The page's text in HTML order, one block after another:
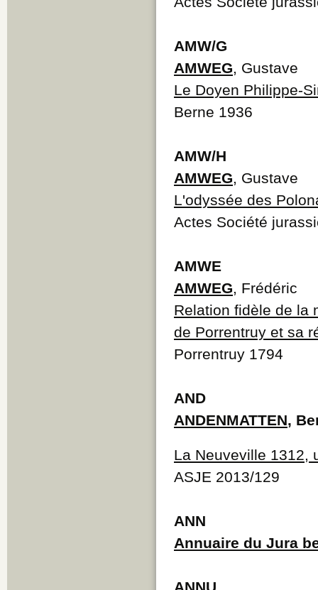
AMW/G
AMWEG , Gustave
Le Doyen Philippe-
Berne 1936
AMW/H
AMWEG , Gustave
L'odyssée des
Actes Société
AMWE
AMWEG , Frédéric
Relation fidèle de la
de Porrentruy et sa
Porrentruy 1794
AND
ANDENMATTEN,
La Neuveville 1312,
ASJE 2013/129
ANN
Annuaire du Jura
ANNU